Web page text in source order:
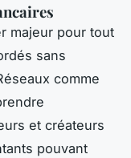
majeur pour tout
sans
comme
et créateurs
pouvant